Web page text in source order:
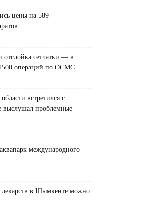
цены на 589
отслойка сетчатки — в
операций по ОСМС
встретился с
выслушал проблемные
международного
лекарств в Шымкенте можно